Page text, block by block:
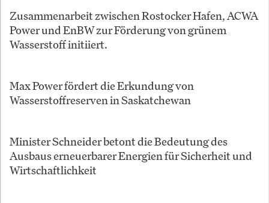
Zusammenarbeit zwischen Rostocker Hafen, ACWA
Power und EnBW zur Förderung von grünem
Wasserstoff initiiert.
Max Power fördert die Erkundung von
Wasserstoffreserven in Saskatchewan
Minister Schneider betont die Bedeutung des
Ausbaus erneuerbarer Energien für Sicherheit und
Wirtschaftlichkeit